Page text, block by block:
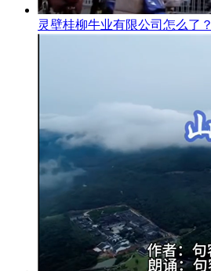
灵壁桂柳牛业有限公司怎么了？